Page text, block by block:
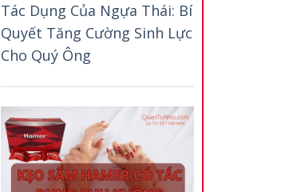
Tác Dụng Của Ngựa Thái: Bí
Quyết Tăng Cường Sinh Lực
Cho Quý Ông